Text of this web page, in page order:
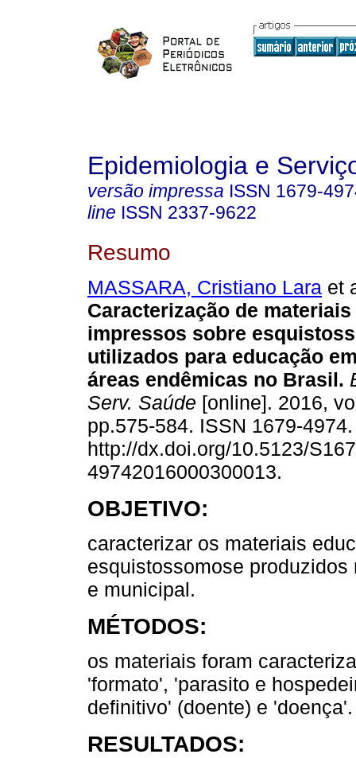
Epidemiologia e
versão impressa ISSN 1679-
line ISSN 2337-9622
Resumo
MASSARA, Cristiano Lara et
Caracterização de
impressos sobre
utilizados para educação
áreas endêmicas no Brasil.
Serv. Saúde [online]. 2016,
pp.575-584. ISSN 1679-
http://dx.doi.org/10.5123/
49742016000300013.
OBJETIVO:
caracterizar os materiais
esquistossomose
e municipal.
MÉTODOS:
os materiais foram
'formato', 'parasito e
definitivo' (doente) e 'doença'.
RESULTADOS: